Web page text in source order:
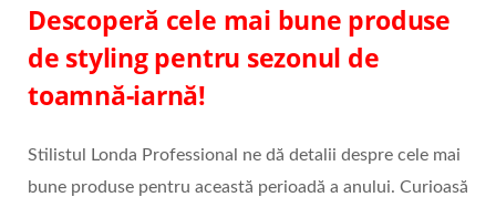
Descoperă cele mai bune produse
de styling pentru sezonul de
toamnă-iarnă!
Stilistul Londa Professional ne dă detalii despre cele mai
bune produse pentru această perioadă a anului. Curioasă